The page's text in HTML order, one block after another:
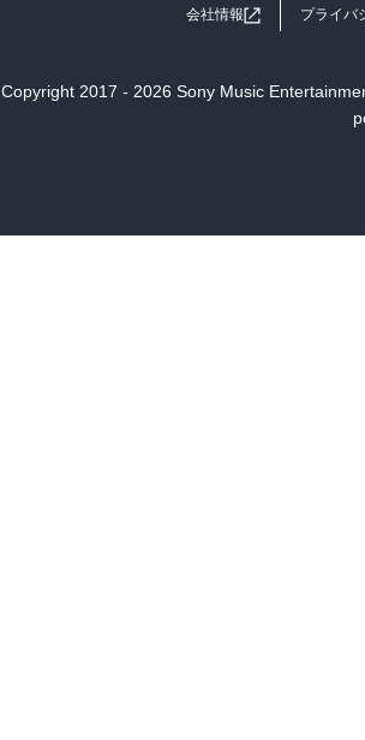
会社情報 プライバ
Copyright 2017 - 2026 Sony Music